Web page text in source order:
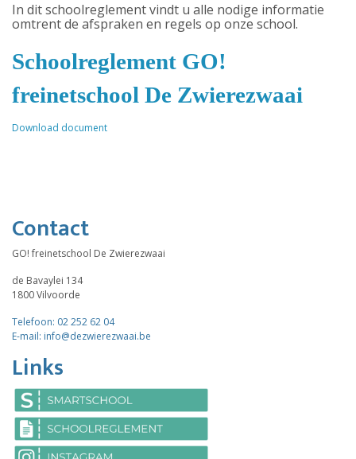
In dit schoolreglement vindt u alle nodige informatie
omtrent de afspraken en regels op onze school.
Schoolreglement GO!
freinetschool De Zwierezwaai
Download document
Contact
GO! freinetschool De Zwierezwaai
de Bavaylei 134
1800 Vilvoorde
Telefoon: 02 252 62 04
E-mail: info@dezwierezwaai.be
Links